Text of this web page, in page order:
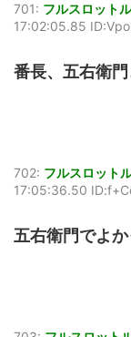
701: フルスロット
17:02:05.85
番長、五右衛
702: フルスロット
17:05:36.50
五右衛門でよ